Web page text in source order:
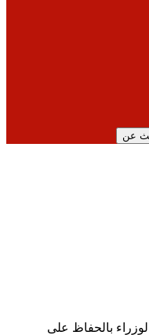
عن
بالحفاظ على